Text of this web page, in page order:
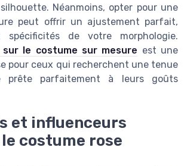
Néanmoins, opter pour une
peut offrir un ajustement parfait,
spécificités de votre morphologie.
sur le costume sur mesure est une
pour ceux qui recherchent une tenue
prête parfaitement à leurs goûts
et influenceurs
costume rose